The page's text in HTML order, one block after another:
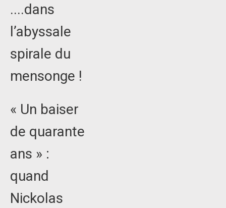
....dans
l’abyssale
spirale du
mensonge !
« Un baiser
de quarante
ans » :
quand
Nickolas